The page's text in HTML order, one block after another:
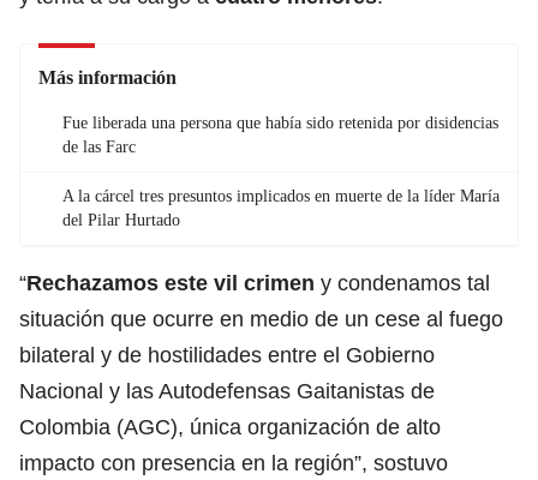
Más información
Fue liberada una persona que había sido retenida por disidencias
de las Farc
A la cárcel tres presuntos implicados en muerte de la líder María
del Pilar Hurtado
“Rechazamos este vil crimen y condenamos tal
situación que ocurre en medio de un cese al fuego
bilateral y de hostilidades entre el Gobierno
Nacional y las Autodefensas Gaitanistas de
Colombia (AGC), única organización de alto
impacto con presencia en la región”, sostuvo